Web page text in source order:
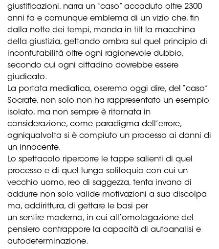
giustificazioni, narra un “caso” accaduto oltre 2300
anni fa e comunque emblema di un vizio che, fin
dalla notte dei tempi, manda in tilt la macchina
della giustizia, gettando ombra sul quel principio di
inconfutabilità oltre ogni ragionevole dubbio,
secondo cui ogni cittadino dovrebbe essere
giudicato.
La portata mediatica, oseremo oggi dire, del “caso”
Socrate, non solo non ha rappresentato un esempio
isolato, ma non sempre è ritornata in
considerazione, come paradigma dell’errore,
ogniqualvolta si è compiuto un processo ai danni di
un innocente.
Lo spettacolo ripercorre le tappe salienti di quel
processo e di quel lungo soliloquio con cui un
vecchio uomo, reo di saggezza, tenta invano di
addurre non solo valide motivazioni a sua discolpa
ma, addirittura, di gettare le basi per
un sentire moderno, in cui all’omologazione del
pensiero contrappore la capacità di autoanalisi e
autodeterminazione.